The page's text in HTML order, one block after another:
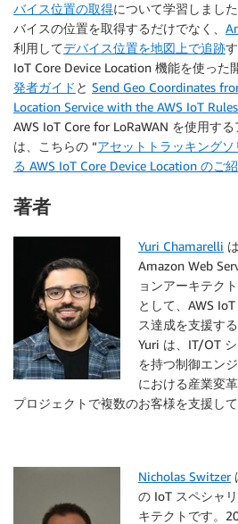
バイス位置の取得について学習しまし
バイスの位置を取得するだけでなく、
利用してデバイス位置を地図上で追跡
IoT Core Device Location 機能を使った
発者ガイド と Send Geo Coordinates
Location Service with the AWS IoT
AWS IoT Core for LoRaWAN を使用す
は、こちらの “アセットトラッキング
る AWS IoT Core Device Location のご
著者
Yuri Chamarelli
Amazon Web
ョンアーキテク
として、AWS
ス達成を支援す
Yuri は、IT/OT
を持つ制御エン
における産業変
プロジェクトで複数のお客様を支援して
Nicholas Switzer
の IoT スペシャ
キテクトです。